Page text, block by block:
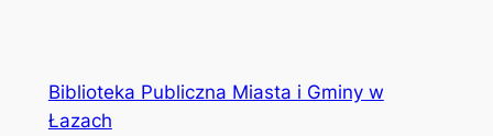
Biblioteka Publiczna Miasta i Gminy w
Łazach